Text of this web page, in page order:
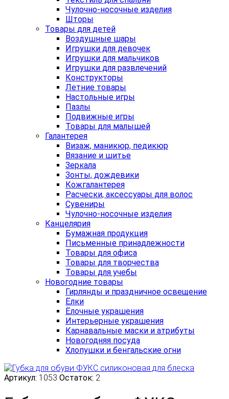
Чулочно-носочные изделия
Шторы
Товары для детей
Воздушные шары
Игрушки для девочек
Игрушки для мальчиков
Игрушки для развлечений
Конструкторы
Летние товары
Настольные игры
Пазлы
Подвижные игры
Товары для малышей
Галантерея
Визаж, маникюр, педикюр
Вязание и шитье
Зеркала
Зонты, дождевики
Кожгалантерея
Расчески, аксессуары для волос
Сувениры
Чулочно-носочные изделия
Канцелярия
Бумажная продукция
Письменные принадлежности
Товары для офиса
Товары для творчества
Товары для учебы
Новогодние товары
Гирлянды и праздничное освещение
Ёлки
Ёлочные украшения
Интерьерные украшения
Карнавальные маски и атрибуты
Новогодняя посуда
Хлопушки и бенгальские огни
Артикул: 1053 Остаток: 2